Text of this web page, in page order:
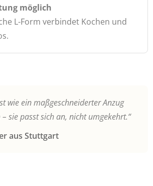
möglich
L-Form verbindet Kochen und
wie ein maßgeschneiderter Anzug
sie passt sich an, nicht umgekehrt.“
aus Stuttgart